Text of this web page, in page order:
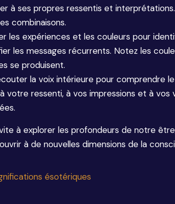
à ses propres ressentis et
combinaisons.
les expériences et les couleurs pour
les messages récurrents. Notez les
se produisent.
la voix intérieure pour comprendre
votre ressenti, à vos impressions et à
à explorer les profondeurs de notre
à de nouvelles dimensions de la
ésotériques